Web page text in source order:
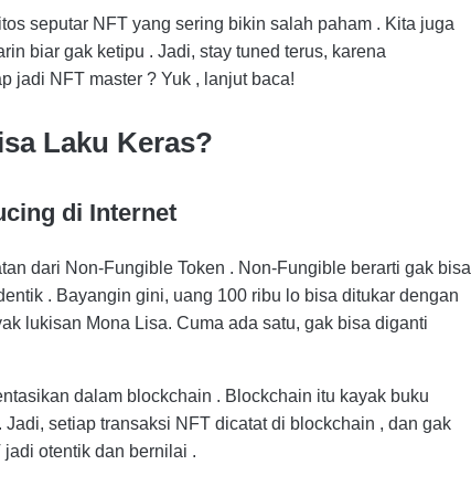
seputar NFT yang sering bikin salah paham . Kita juga
biar gak ketipu . Jadi, stay tuned terus, karena
jadi NFT master ? Yuk , lanjut baca!
Laku Keras?
di Internet
dari Non-Fungible Token . Non-Fungible berarti gak bisa
. Bayangin gini, uang 100 ribu lo bisa ditukar dengan
lukisan Mona Lisa. Cuma ada satu, gak bisa diganti
dalam blockchain . Blockchain itu kayak buku
setiap transaksi NFT dicatat di blockchain , dan gak
otentik dan bernilai .